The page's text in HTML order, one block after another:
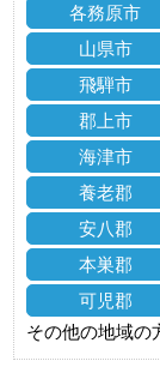
各務原市
山県市
飛騨市
郡上市
海津市
養老郡
安八郡
本巣郡
可児郡
その他の地域の